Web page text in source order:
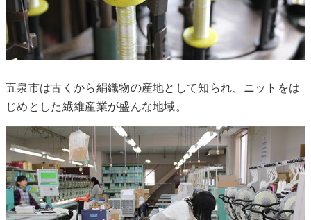
五泉市は古くから絹織物の産地として知られ、ニットをは
じめとした繊維産業が盛んな地域。